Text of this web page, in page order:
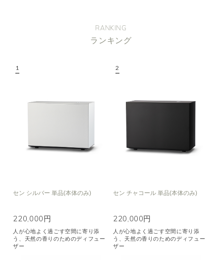
RANKING
ランキング
セン シルバー 単品(本体のみ)
220,000円
人が心地よく過ごす空間に寄り添
う、天然の香りのためのディフュー
ザー
セン チャコール 単品(本体のみ)
220,000円
人が心地よく過ごす空間に寄り添
う、天然の香りのためのディフュー
ザー